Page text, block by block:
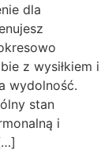
dla
z wysiłkiem i
wydolność.
stan
i